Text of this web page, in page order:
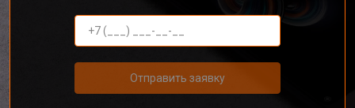
Отправить заявку